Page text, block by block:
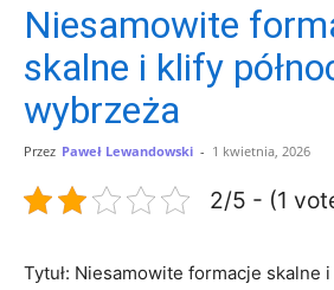
Niesamowite
skalne i klify
wybrzeża
Przez Paweł Lewandowski - 1 kwietnia, 2026
2/5 - (1
Tytuł: Niesamowite formacje skalne